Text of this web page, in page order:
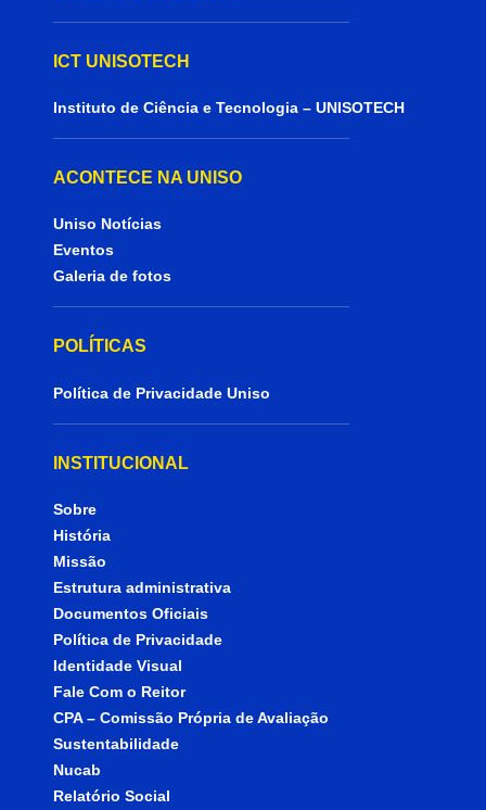
ICT UNISOTECH
Instituto de Ciência e Tecnologia – UNISOTECH
ACONTECE NA UNISO
Uniso Notícias
Eventos
Galeria de fotos
POLÍTICAS
Política de Privacidade Uniso
INSTITUCIONAL
Sobre
História
Missão
Estrutura administrativa
Documentos Oficiais
Política de Privacidade
Identidade Visual
Fale Com o Reitor
CPA – Comissão Própria de Avaliação
Sustentabilidade
Nucab
Relatório Social